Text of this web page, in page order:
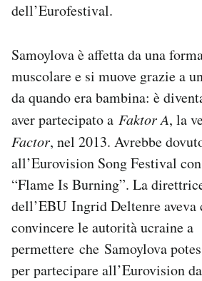
dell’Eurofestival.
Samoylova è affetta da una
muscolare e si muove grazie a
da quando era bambina: è
aver partecipato a Faktor A, la
Factor, nel 2013. Avrebbe
all’Eurovision Song Festival
“Flame Is Burning”. La
dell’EBU Ingrid Deltenre aveva
convincere le autorità ucraine a
permettere che Samoylova
per partecipare all’Eurovision